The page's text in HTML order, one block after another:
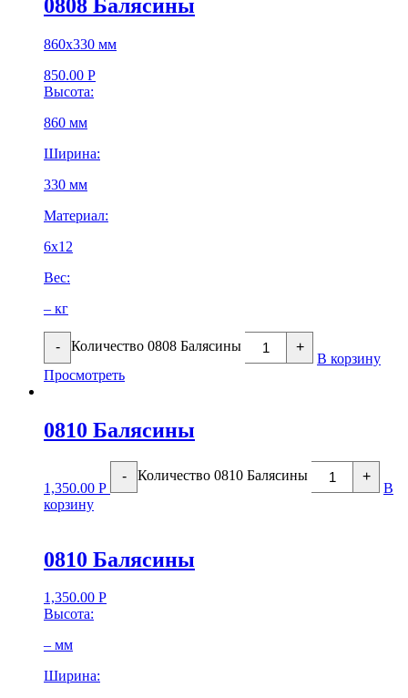
0808 Балясины
860х330 мм
850.00 Р
Высота:
860 мм
Ширина:
330 мм
Материал:
6х12
Вес:
– кг
- Количество 0808 Балясины +
В корзину
Просмотреть
0810 Балясины
1,350.00 Р
- Количество 0810 Балясины +
В
корзину
0810 Балясины
1,350.00 Р
Высота:
– мм
Ширина: